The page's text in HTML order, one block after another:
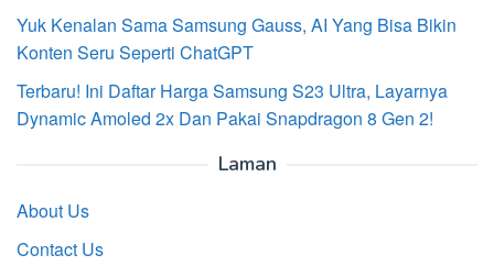
Yuk Kenalan Sama Samsung Gauss, AI Yang Bisa Bikin
Konten Seru Seperti ChatGPT
Terbaru! Ini Daftar Harga Samsung S23 Ultra, Layarnya
Dynamic Amoled 2x Dan Pakai Snapdragon 8 Gen 2!
Laman
About Us
Contact Us